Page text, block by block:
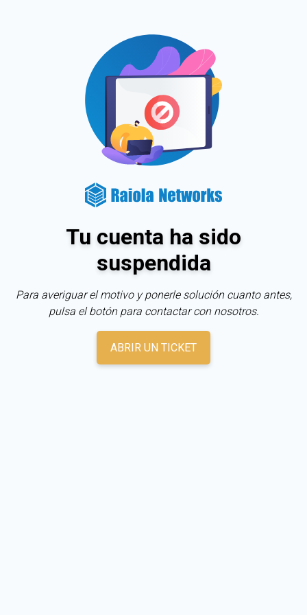
Tu cuenta ha sido
suspendida
Para averiguar el motivo y ponerle solución cuanto antes,
pulsa el botón para contactar con nosotros.
ABRIR UN TICKET